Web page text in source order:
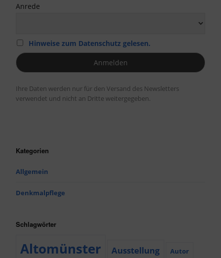
Anrede
Hinweise zum Datenschutz gelesen.
Ihre Daten werden nur für den Versand des Newsletters
verwendet und nicht an Dritte weitergegeben.
Kategorien
Allgemein
Denkmalpflege
Schlagwörter
Altomünster Ausstellung Autor